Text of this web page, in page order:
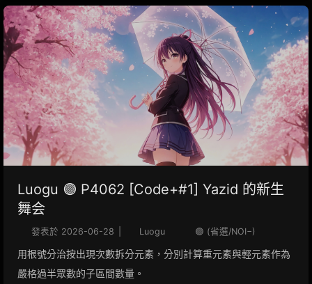
Luogu 🟣 P4062 [Code+#1] Yazid 的新生
舞会
發表於 2026-06-28 Luogu 🟣 (省選/NOI−)
用根號分治按出現次數拆分元素，分別計算重元素與輕元素作為
嚴格過半眾數的子區間數量。